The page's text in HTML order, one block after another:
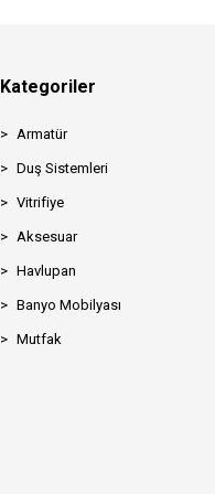
Kategoriler
Armatür
Duş Sistemleri
Vitrifiye
Aksesuar
Havlupan
Banyo Mobilyası
Mutfak